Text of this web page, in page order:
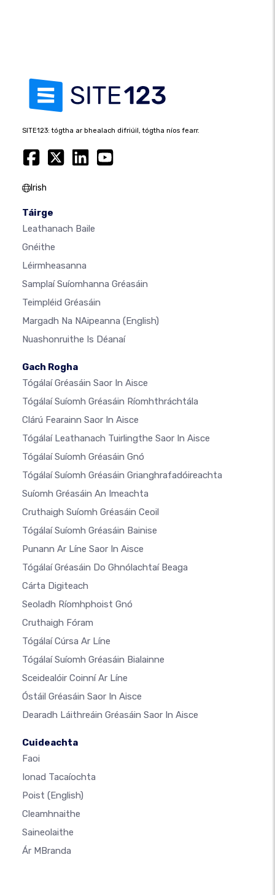
SITE123: tógtha ar bhealach difriúil, tógtha níos fearr.
Irish
Táirge
Leathanach Baile
Gnéithe
Léirmheasanna
Samplaí Suíomhanna Gréasáin
Teimpléid Gréasáin
Margadh Na NAipeanna (English)
Nuashonruithe Is Déanaí
Gach Rogha
Tógálaí Gréasáin Saor In Aisce
Tógálaí Suíomh Gréasáin Ríomhthráchtála
Clárú Fearainn Saor In Aisce
Tógálaí Leathanach Tuirlingthe Saor In Aisce
Tógálaí Suíomh Gréasáin Gnó
Tógálaí Suíomh Gréasáin Grianghrafadóireachta
Suíomh Gréasáin An Imeachta
Cruthaigh Suíomh Gréasáin Ceoil
Tógálaí Suíomh Gréasáin Bainise
Punann Ar Líne Saor In Aisce
Tógálaí Gréasáin Do Ghnólachtaí Beaga
Cárta Digiteach
Seoladh Ríomhphoist Gnó
Cruthaigh Fóram
Tógálaí Cúrsa Ar Líne
Tógálaí Suíomh Gréasáin Bialainne
Sceidealóir Coinní Ar Líne
Óstáil Gréasáin Saor In Aisce
Dearadh Láithreáin Gréasáin Saor In Aisce
Cuideachta
Faoi
Ionad Tacaíochta
Poist (English)
Cleamhnaithe
Saineolaithe
Ár MBranda